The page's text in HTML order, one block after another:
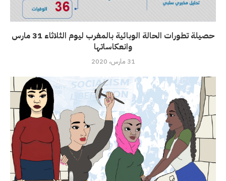
حصيلة تطورات الحالة الوبائية بالمغرب ليوم الثلاثاء 31 مارس
وانعكاساتها
31 مارس، 2020